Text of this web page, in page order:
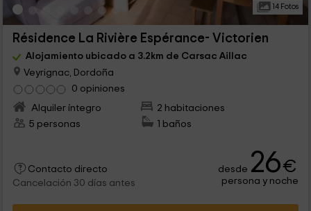
14 Fotos
Résidence La Rivière Espérance- Victorien
Alojamiento ubicado a 3.2km de Carsac Aillac
Veyrignac, Dordoña
0 opiniones
Alquiler íntegro
2 habitaciones
5 personas
1 baños
Contacto directo
Cancelación 30 días antes
desde 26€
persona y noche